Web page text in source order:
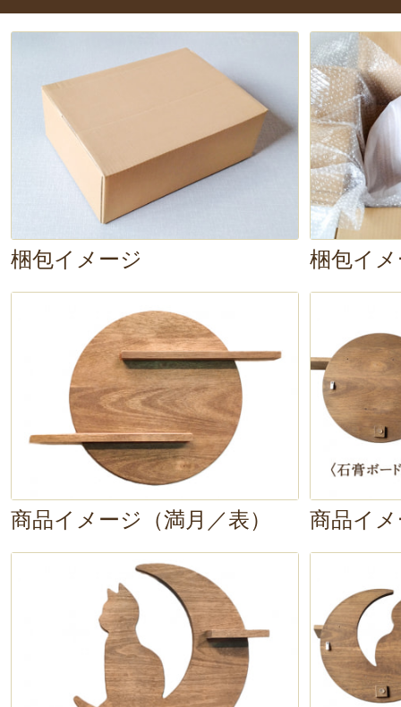
しゃれなギャラリーのよう！
主張しすぎないシンプルなビジュ
間にも馴染みます。例えば玄関で
として。リビングでは、 雑貨や
スプレイスペースとして。ライフ
「自分らしい空間づくり」を
い。
梱包イメージ 梱包イ
商品イメージ（満月／表） 商品イ